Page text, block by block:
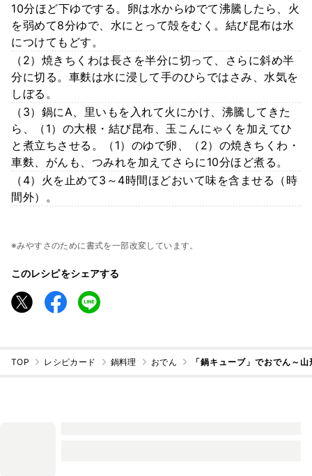
10分ほど下ゆでする。卵は水からゆでて沸騰したら、火
を弱めて8分ゆで、水にとって殻をむく。結び昆布は水
につけてもどす。
（2）焼きちくわは長さを半分に切って、さらに斜め半
分に切る。車麩は水に浸して手のひらではさみ、水気を
しぼる。
（3）鍋にA、里いもを入れて火にかけ、沸騰してきた
ら、（1）の大根・結び昆布、玉こんにゃくを加えてひ
と煮立ちさせる。（1）のゆで卵、（2）の焼きちくわ・
車麩、がんも、つみれを加えてさらに10分ほど煮る。
（4）火を止めて3～4時間ほどおいて味を含ませる（時
間外）。
※みやすさのために書式を一部改変しています。
このレシピをシェアする
TOP レシピカード 鍋料理 おでん 「鍋キューブ」でおでん～